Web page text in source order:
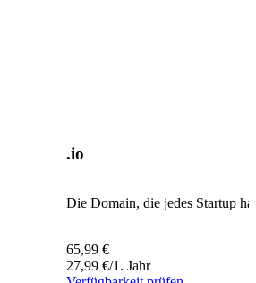
.io
Die Domain, die jedes Startup
65,99 €
27,99 €/1. Jahr